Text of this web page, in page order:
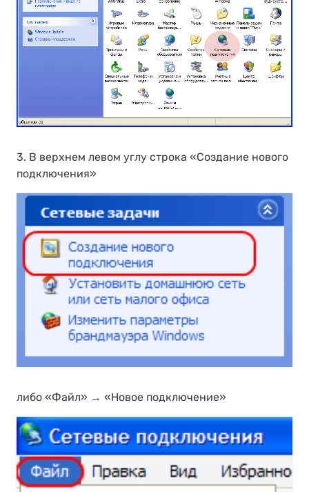
3. В верхнем левом углу строка «Создание нового
подключения»
либо «Файл» → «Новое подключение»